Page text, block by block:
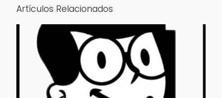
Artículos Relacionados